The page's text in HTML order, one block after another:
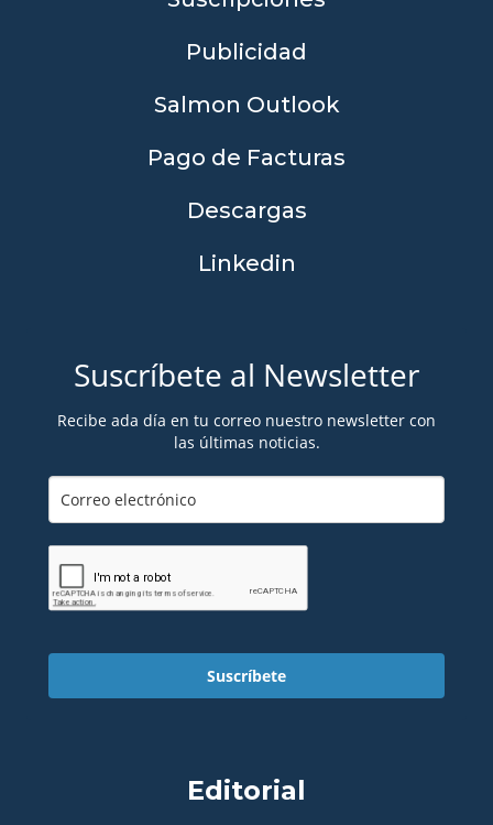
Publicidad
Salmon Outlook
Pago de Facturas
Descargas
Linkedin
Suscríbete al Newsletter
Recibe ada día en tu correo nuestro newsletter con
las últimas noticias.
Suscríbete
Editorial